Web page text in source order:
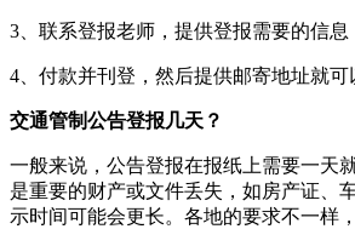
3、联系登报老师，提供登报需要的信息
4、付款并刊登，然后提供邮寄地址就可
交通管制公告登报几天？
一般来说，公告登报在报纸上需要一天
是重要的财产或文件丢失，如房产证、
示时间可能会更长。各地的要求不一样